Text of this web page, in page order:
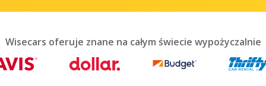
Wisecars oferuje znane na całym świecie wypożyczalnie